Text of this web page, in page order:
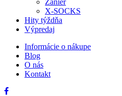
X-SOCKS
Hity týždňa
Výpredaj
Informácie o nákupe
Blog
O nás
Kontakt